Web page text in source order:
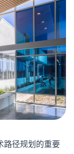
路径规划的重要